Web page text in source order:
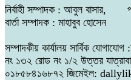
নির্বাহী সম্পাদক : আবুল
বার্তা সম্পাদক : মাহাবুব হোসেন
সম্পাদকীয় কার্যালয় সার্বিক
নং ১৩২ রোড নং ১/২ উত্তর
০১৮৫৮৪১৬৮৭২ জিমেইল: